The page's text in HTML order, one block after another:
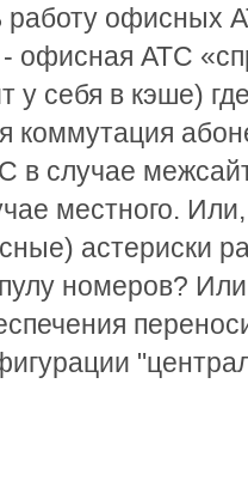
офисных
офисная АТС
у себя в кэше)
коммутация
в случае
местного.
астериски
номеров?